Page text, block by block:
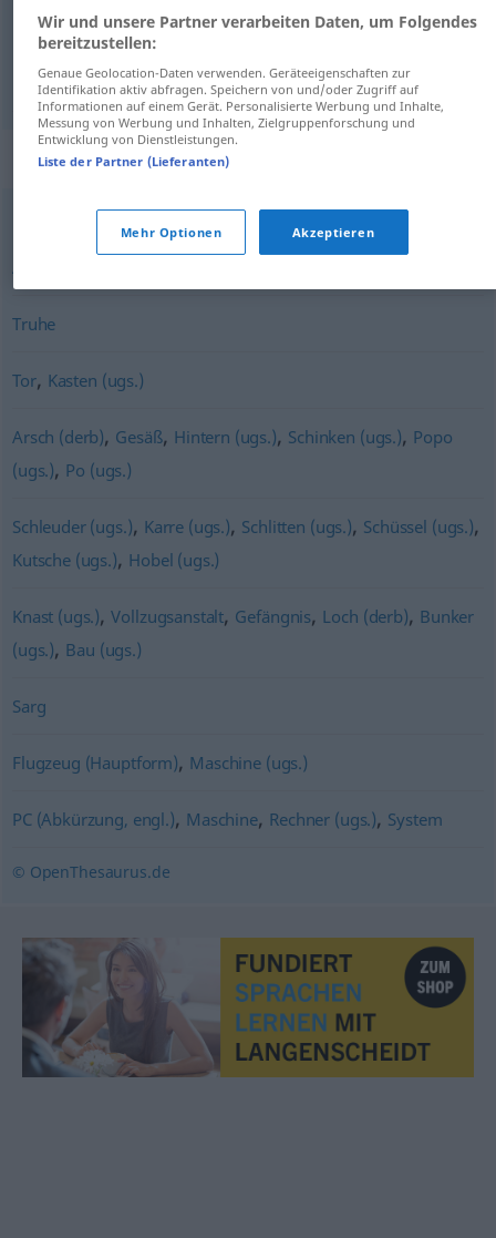
جعبه [ğa'be] Kiste
ابوقراضه [abuġorāze] Kiste
Synonyme für "Kiste"
Thema (Hauptform),Umstand Ding (ugs.),
Angelegenheit
Truhe
Tor, Kasten (ugs.)
Arsch (derb), Gesäß, Hintern (ugs.), Schinken (ugs.), Popo
(ugs.), Po (ugs.)
Schleuder (ugs.), Karre (ugs.), Schlitten (ugs.), Schüssel (ugs.),
Kutsche (ugs.), Hobel (ugs.)
Knast (ugs.),Vollzugsanstalt, Gefängnis, Loch (derb), Bunker
(ugs.), Bau (ugs.)
Sarg
Flugzeug (Hauptform), Maschine (ugs.)
PC (Abkürzung, engl.), Maschine, Rechner (ugs.), System
© OpenThesaurus.de
Wir und unsere Partner verarbeiten Daten, um Folgendes
bereitzustellen:
Genaue Geolocation-Daten verwenden. Geräteeigenschaften zur
Identifikation aktiv abfragen. Speichern von und/oder Zugriff auf
Informationen auf einem Gerät. Personalisierte Werbung und Inhalte,
Messung von Werbung und Inhalten, Zielgruppenforschung und
Entwicklung von Dienstleistungen.
Liste der Partner (Lieferanten)
Mehr Optionen Akzeptieren